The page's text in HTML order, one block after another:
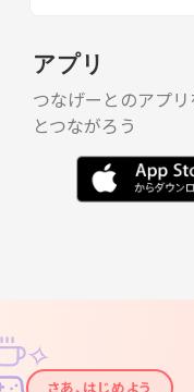
アプリ
つなげーとのアプ
とつながろう
✧
さあ、はじめよう